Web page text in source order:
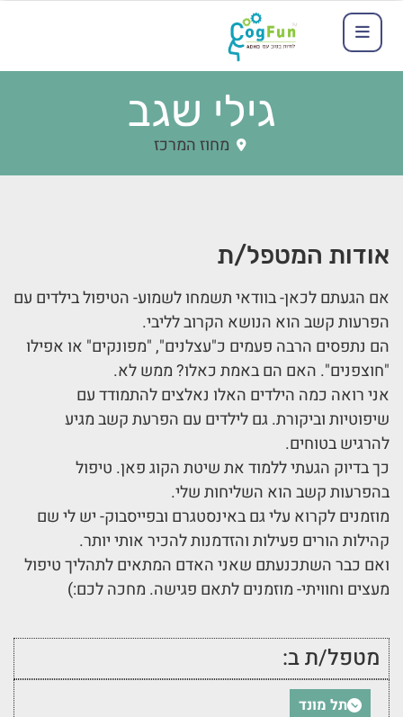
גילי שגב
מחוז המרכז
אודות המטפל/ת
אם הגעתם לכאן- בוודאי תשמחו לשמוע- הטיפול בילדים עם
הפרעות קשב הוא הנושא הקרוב לליבי.
הם נתפסים הרבה פעמים כ"עצלנים", "מפונקים" או אפילו
"חוצפנים". האם הם באמת כאלו? ממש לא.
אני רואה כמה הילדים האלו נאלצים להתמודד עם
שיפוטיות וביקורת. גם לילדים עם הפרעת קשב מגיע
להרגיש בטוחים.
כך בדיוק הגעתי ללמוד את שיטת הקוג פאן. טיפול
בהפרעות קשב הוא השליחות שלי.
מוזמנים לקרוא עלי גם באינסטגרם ובפייסבוק- יש לי שם
קהילות הורים פעילות והזדמנות להכיר אותי יותר.
ואם כבר השתכנעתם שאני האדם המתאים לתהליך טיפול
מעצים וחוויתי- מוזמנים לתאם פגישה. מחכה לכם:)
מטפל/ת ב:
תל מונד